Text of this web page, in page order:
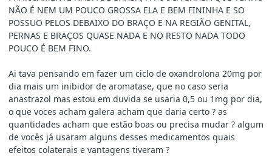
NÃO É NEM UM POUCO GROSSA ELA E BEM FININHA E SO
POSSUO PELOS DEBAIXO DO BRAÇO E NA REGIÃO GENITAL,
PERNAS E BRAÇOS QUASE NADA E NO RESTO NADA TODO
POUCO É BEM FINO.
Ai tava pensando em fazer um ciclo de oxandrolona 20mg por
dia mais um inibidor de aromatase, que no caso seria
anastrazol mas estou em duvida se usaria 0,5 ou 1mg por dia,
o que voces acham galera acham que daria certo ? as
quantidades acham que estão boas ou precisa mudar ? algum
de vocês já usaram alguns desses medicamentos quais
efeitos colaterais e vantagens tiveram ?